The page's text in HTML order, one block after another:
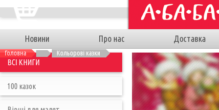
Новини Про нас Доставка
Головна Кольорові казки
ВСІ КНИГИ
100 казок